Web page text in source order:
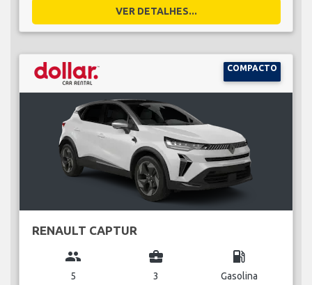
VER DETALHES...
COMPACTO
RENAULT CAPTUR
group
5
business_center
3
local_gas_station
Gasolina